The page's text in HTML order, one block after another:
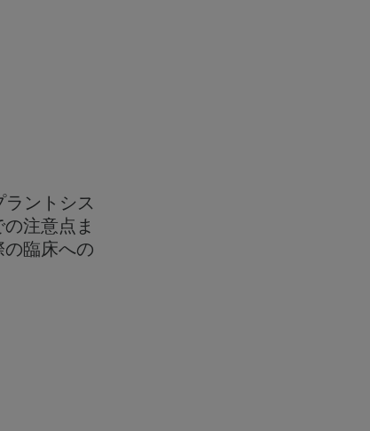
ントシス
注意点ま
臨床への